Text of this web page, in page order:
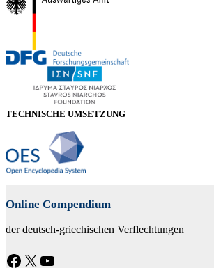
TECHNISCHE UMSETZUNG
Online Compendium
der deutsch-griechischen Verflechtungen
Facebook X YouTube